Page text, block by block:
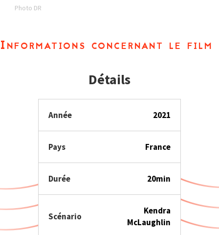
Photo DR
Informations concernant le film
Détails
Année 2021
Pays France
Durée 20min
Scénario
Kendra
McLaughlin